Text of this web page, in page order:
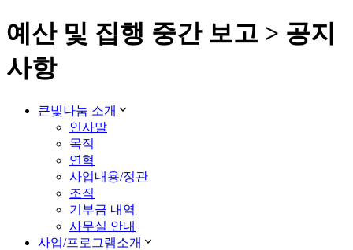
예산 및 집행 중간 보고 > 공지
사항
큰빛나눔 소개
인사말
목적
연혁
사업내용/정관
조직
기부금 내역
사무실 안내
사업/프로그램소개